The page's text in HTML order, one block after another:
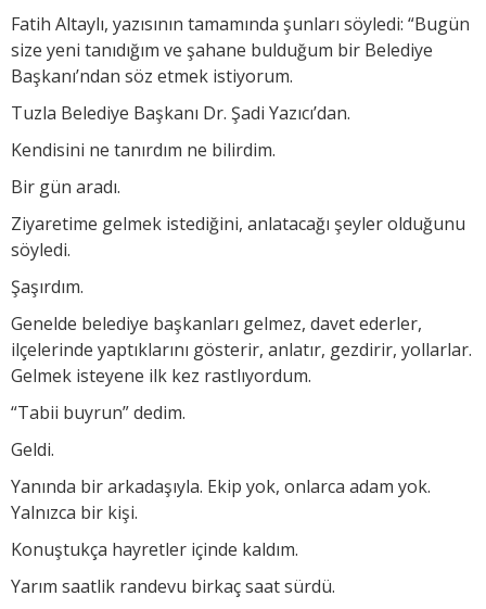
Fatih Altaylı, yazısının tamamında şunları söyledi: “Bugün
size yeni tanıdığım ve şahane bulduğum bir Belediye
Başkanı’ndan söz etmek istiyorum.
Tuzla Belediye Başkanı Dr. Şadi Yazıcı’dan.
Kendisini ne tanırdım ne bilirdim.
Bir gün aradı.
Ziyaretime gelmek istediğini, anlatacağı şeyler olduğunu
söyledi.
Şaşırdım.
Genelde belediye başkanları gelmez, davet ederler,
ilçelerinde yaptıklarını gösterir, anlatır, gezdirir, yollarlar.
Gelmek isteyene ilk kez rastlıyordum.
“Tabii buyrun” dedim.
Geldi.
Yanında bir arkadaşıyla. Ekip yok, onlarca adam yok.
Yalnızca bir kişi.
Konuştukça hayretler içinde kaldım.
Yarım saatlik randevu birkaç saat sürdü.